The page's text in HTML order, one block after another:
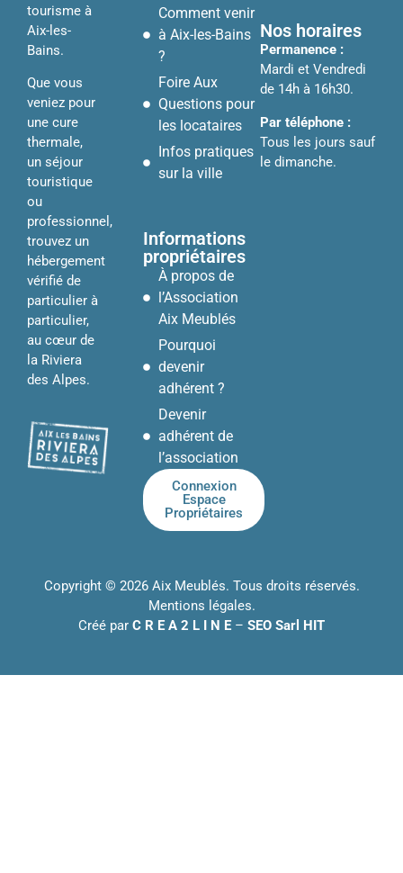
tourisme à
Aix-les-
Bains.
Que vous
veniez pour
une cure
thermale,
un séjour
touristique
ou
professionnel,
trouvez un
hébergement
vérifié de
particulier à
particulier,
au cœur de
la Riviera
des Alpes.
Comment venir
à Aix-les-Bains
?
Foire Aux
Questions pour
les locataires
Infos pratiques
sur la ville
Informations
propriétaires
À propos de
l’Association
Aix Meublés
Pourquoi
devenir
adhérent ?
Devenir
adhérent de
l’association
Connexion
Espace
Propriétaires
Nos horaires
Permanence :
Mardi et Vendredi
de 14h à 16h30.
Par téléphone :
Tous les jours sauf
le dimanche.
Copyright © 2026 Aix Meublés. Tous droits réservés.
Mentions légales.
Créé par C R E A 2 L I N E – SEO Sarl HIT